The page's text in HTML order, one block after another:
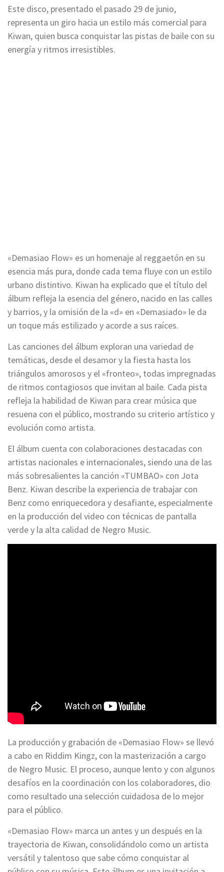
Este disco, presentado el pasado 29 de junio,
representa un giro hacia un estilo más comercial para
Kiwan, quien busca conquistar las pistas de baile con su
energía y ritmos irresistibles.
«Demasiao Flow» es un homenaje al reggaetón en su
esencia más pura, donde cada tema fluye con un estilo
urbano distintivo. Kiwan ha explicado que el título del
álbum refleja la esencia del género, nacido en las calles
y barrios, y la omisión de la «d» en «Demasiado» le da
un toque más estilizado y acorde a sus raíces.
Las canciones del álbum exploran una variedad de
temáticas, desde el desamor y la fiesta hasta los
triángulos amorosos y el «fronteo», todas impregnadas
de ritmos contagiosos que invitan al baile. Cada pista
refleja la habilidad de Kiwan para crear música que
resuena con el público, mostrando su criterio artístico y
evolución como artista.
El álbum cuenta con colaboraciones destacadas con
artistas nacionales e internacionales, siendo una de las
más sobresalientes la canción «TUMBAO» con Jota
Benz. Kiwan describe la experiencia de trabajar con
Benz como enriquecedora y desafiante, especialmente
en la producción del video con técnicas de pantalla
verde y la alta calidad de Negro Music.
La producción y grabación de «Demasiao Flow» se llevó
a cabo en Riddim Kingz, con la masterización a cargo
de Negro Music. El proceso, aunque lento y con algunos
desafíos en la coordinación con los colaboradores, dio
como resultado una selección cuidadosa de lo mejor
para el público.
«Demasiao Flow» marca un antes y un después en la
trayectoria de Kiwan, consolidándolo como un artista
versátil y talentoso que sabe cómo conquistar al